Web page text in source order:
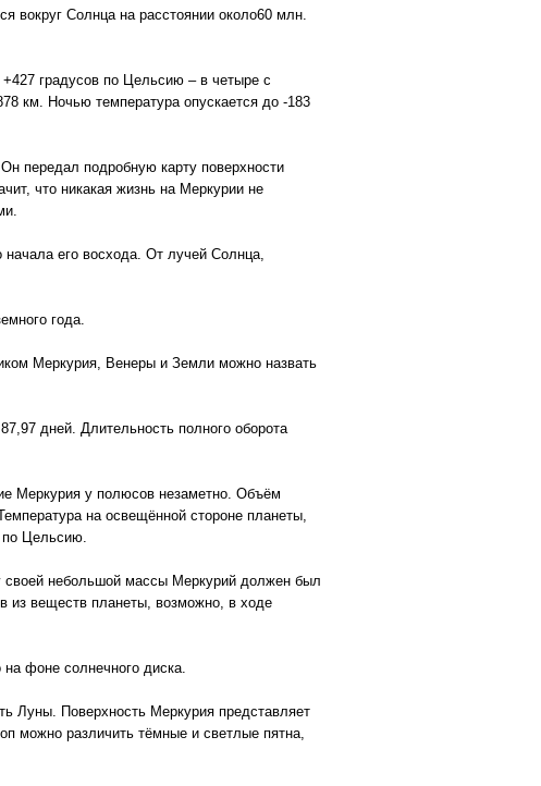
вокруг Солнца на расстоянии около60 млн.
+427 градусов по Цельсию – в четыре с
км. Ночью температура опускается до -183
передал подробную карту поверхности
что никакая жизнь на Меркурии не
его восхода. От лучей Солнца,
года.
Меркурия, Венеры и Земли можно назвать
дней. Длительность полного оборота
Меркурия у полюсов незаметно. Объём
на освещённой стороне планеты,
по Цельсию.
своей небольшой массы Меркурий должен был
из веществ планеты, возможно, в ходе
фоне солнечного диска.
Луны. Поверхность Меркурия представляет
можно различить тёмные и светлые пятна,